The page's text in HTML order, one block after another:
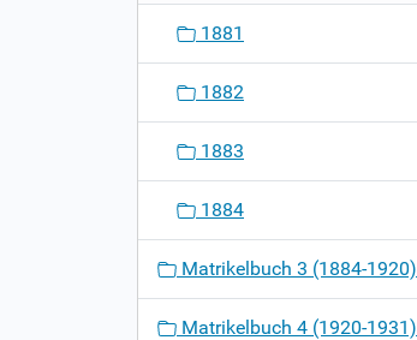
1881
1882
1883
1884
Matrikelbuch 3 (1884-1920)
Matrikelbuch 4 (1920-1931)